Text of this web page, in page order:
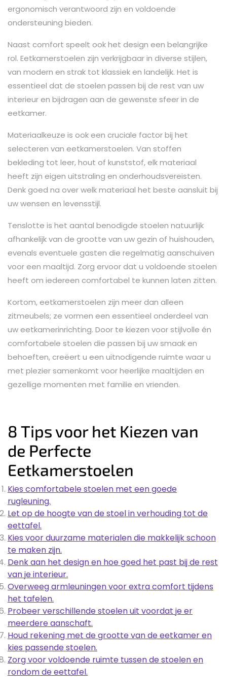
ergonomisch verantwoord zijn en voldoende
ondersteuning bieden.
Naast comfort speelt ook het design een belangrijke
rol. Eetkamerstoelen zijn verkrijgbaar in diverse stijlen,
van modern en strak tot klassiek en landelijk. Het is
essentieel dat de stoelen passen bij de rest van uw
interieur en bijdragen aan de gewenste sfeer in de
eetkamer.
Materiaalkeuze is ook een cruciale factor bij het
selecteren van eetkamerstoelen. Van stoffen
bekleding tot leer, hout of kunststof, elk materiaal
heeft zijn eigen uitstraling en onderhoudsvereisten.
Denk goed na over welk materiaal het beste aansluit bij
uw wensen en levensstijl.
Tenslotte is het aantal benodigde stoelen natuurlijk
afhankelijk van de grootte van uw gezin of huishouden,
evenals eventuele gasten die regelmatig aanschuiven
voor een maaltijd. Zorg ervoor dat u voldoende stoelen
heeft om iedereen comfortabel te kunnen laten zitten.
Kortom, eetkamerstoelen zijn meer dan alleen
zitmeubels; ze vormen een essentieel onderdeel van
uw eetkamerinrichting. Door te kiezen voor stijlvolle én
comfortabele stoelen die passen bij uw smaak en
behoeften, creëert u een uitnodigende ruimte waar u
met plezier samenkomt voor heerlijke maaltijden en
gezellige momenten met familie en vrienden.
8 Tips voor het Kiezen van
de Perfecte
Eetkamerstoelen
Kies comfortabele stoelen met een goede
rugleuning.
Let op de hoogte van de stoel in verhouding tot de
eettafel.
Kies voor duurzame materialen die makkelijk schoon
te maken zijn.
Denk aan het design en hoe goed het past bij de rest
van je interieur.
Overweeg armleuningen voor extra comfort tijdens
het tafelen.
Probeer verschillende stoelen uit voordat je er
meerdere aanschaft.
Houd rekening met de grootte van de eetkamer en
kies passende stoelen.
Zorg voor voldoende ruimte tussen de stoelen en
rondom de eettafel.